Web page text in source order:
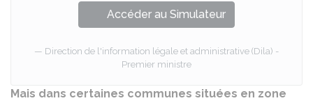
Accéder au Simulateur
Direction de l'information légale et administrative (Dila) -
Premier ministre
Mais dans certaines communes situées en zone